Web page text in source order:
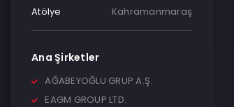
Atölye
Kahramanmaraş
Ana Şirketler
AĞABEYOĞLU GRUP A.Ş.
EAGM GROUP LTD.